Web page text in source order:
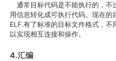
通常目标代码是不能执行的，不
用信息转化成可执行代码。现在
ELF.有了标准的目标文件格式，
以实现相互连接和操作。
4.汇编